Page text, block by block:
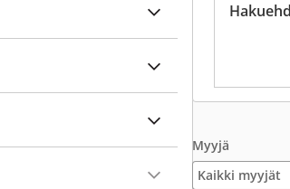
Myyjä
Kaikki myyjät